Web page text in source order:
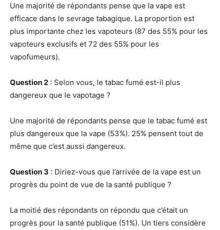
Une majorité de répondants pense que la vape est
efficace dans le sevrage tabagique. La proportion est
plus importante chez les vapoteurs (87 des 55% pour les
vapoteurs exclusifs et 72 des 55% pour les
vapofumeurs).
Question 2 : Selon vous, le tabac fumé est-il plus
dangereux que le vapotage ?
Une majorité de répondants pense que le tabac fumé est
plus dangereux que la vape (53%). 25% pensent tout de
même que c’est aussi dangereux.
Question 3 : Diriez-vous que l’arrivée de la vape est un
progrès du point de vue de la santé publique ?
La moitié des répondants on répondu que c’était un
progrès pour la santé publique (51%). Un tiers considère